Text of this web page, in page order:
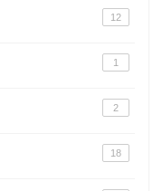
12
1
2
18